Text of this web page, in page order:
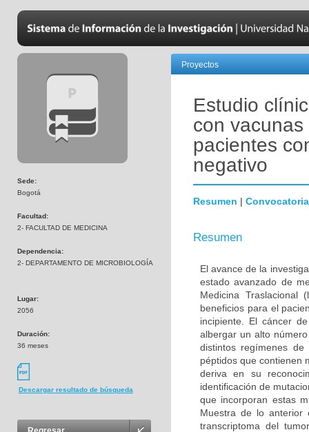
Sede:
Bogotá
Facultad:
2- FACULTAD DE MEDICINA
Dependencia:
2- DEPARTAMENTO DE MICROBIOLOGÍA
Lugar:
2056
Duración:
36 meses
Descargar resultado de búsqueda
Proyectos
Estudio
con
pacientes
negativo
Resumen | Convocatoria
Resumen
El avance de la
estado avanzado de
Medicina
beneficios para el
incipiente. El cáncer
albergar un alto
distintos regímenes
péptidos que contienen
deriva en su
identificación de
que incorporan estas
Muestra de lo
transcriptoma del